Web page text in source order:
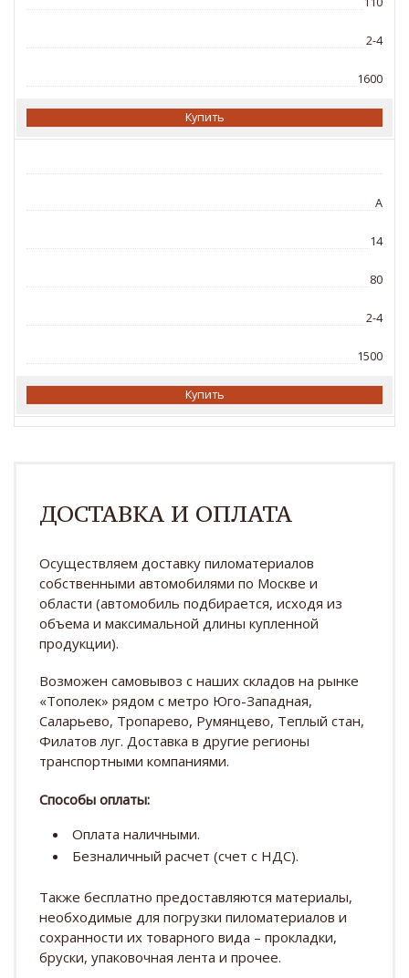
2-4
1600
Купить
A
14
80
2-4
1500
Купить
ДОСТАВКА И ОПЛАТА
Осуществляем доставку пиломатериалов
собственными автомобилями по Москве и
области (автомобиль подбирается, исходя из
объема и максимальной длины купленной
продукции).
Возможен самовывоз с наших складов на рынке
«Тополек» рядом с метро Юго-Западная,
Саларьево, Тропарево, Румянцево, Теплый стан,
Филатов луг. Доставка в другие регионы
транспортными компаниями.
Способы оплаты:
Оплата наличными.
Безналичный расчет (счет с НДС).
Также бесплатно предоставляются материалы,
необходимые для погрузки пиломатериалов и
сохранности их товарного вида – прокладки,
бруски, упаковочная лента и прочее.